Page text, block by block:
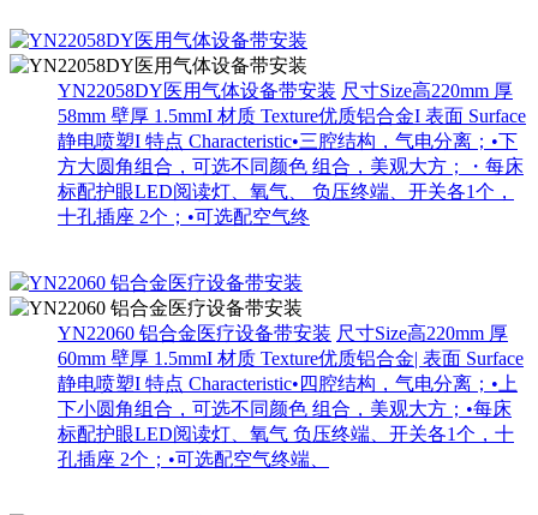
YN22058DY医用气体设备带安装 尺寸Size高220mm 厚
58mm 壁厚 1.5mmI 材质 Texture优质铝合金I 表面 Surface
静电喷塑I 特点 Characteristic•三腔结构，气电分离；•下
方大圆角组合，可选不同颜色 组合，美观大方；・每床
标配护眼LED阅读灯、氧气、 负压终端、开关各1个，
十孔插座 2个；•可选配空气终
YN22060 铝合金医疗设备带安装 尺寸Size高220mm 厚
60mm 壁厚 1.5mmI 材质 Texture优质铝合金| 表面 Surface
静电喷塑I 特点 Characteristic•四腔结构，气电分离；•上
下小圆角组合，可选不同颜色 组合，美观大方；•每床
标配护眼LED阅读灯、氧气 负压终端、开关各1个，十
孔插座 2个；•可选配空气终端、